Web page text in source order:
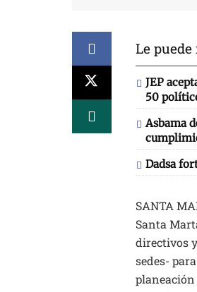
Le
JEP
50
Asbama
Dadsa
SANTA
Santa
directivos
sedes-
planeación